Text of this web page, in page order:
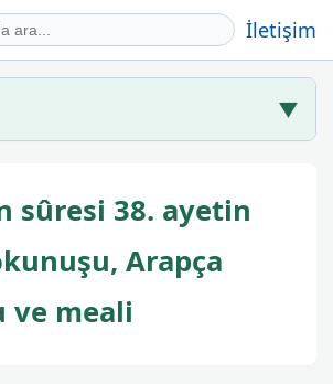
İletişim
▼
sûresi 38. ayetin
Arapça
ve meali